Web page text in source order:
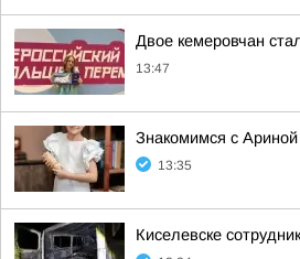
Двое кемеровчан
13:47
Знакомимся с
13:35
Киселевске